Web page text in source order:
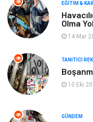
Aksesuar
Ambalaj
Dernekler ve Birlikler
Basın Yayın
Kültür
EĞITIM &
Olma
14 Mar
TANITICI
10 Eki
GÜNDEM